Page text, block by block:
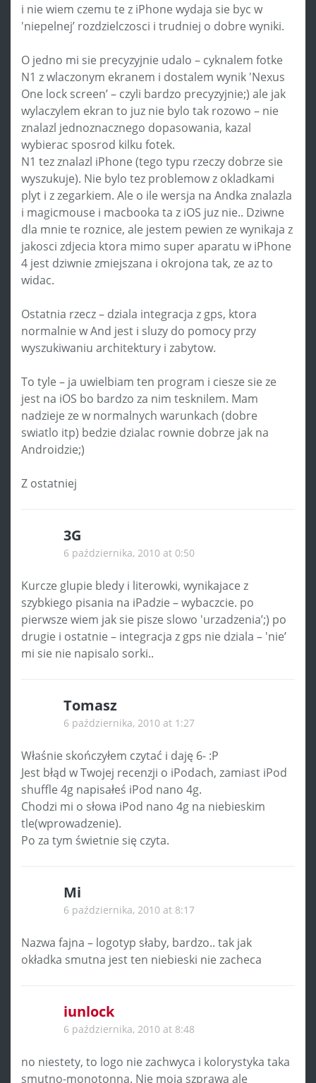
i nie wiem czemu te z iPhone wydaja sie byc w
'niepelnej’ rozdzielczosci i trudniej o dobre wyniki.
O jedno mi sie precyzyjnie udalo – cyknalem fotke
N1 z wlaczonym ekranem i dostalem wynik 'Nexus
One lock screen’ – czyli bardzo precyzyjnie;) ale jak
wylaczylem ekran to juz nie bylo tak rozowo – nie
znalazl jednoznacznego dopasowania, kazal
wybierac sposrod kilku fotek.
N1 tez znalazl iPhone (tego typu rzeczy dobrze sie
wyszukuje). Nie bylo tez problemow z okladkami
plyt i z zegarkiem. Ale o ile wersja na Andka znalazla
i magicmouse i macbooka ta z iOS juz nie.. Dziwne
dla mnie te roznice, ale jestem pewien ze wynikaja z
jakosci zdjecia ktora mimo super aparatu w iPhone
4 jest dziwnie zmiejszana i okrojona tak, ze az to
widac.
Ostatnia rzecz – dziala integracja z gps, ktora
normalnie w And jest i sluzy do pomocy przy
wyszukiwaniu architektury i zabytow.
To tyle – ja uwielbiam ten program i ciesze sie ze
jest na iOS bo bardzo za nim tesknilem. Mam
nadzieje ze w normalnych warunkach (dobre
swiatlo itp) bedzie dzialac rownie dobrze jak na
Androidzie;)
Z ostatniej
3G
6 października, 2010 at 0:50
Kurcze glupie bledy i literowki, wynikajace z
szybkiego pisania na iPadzie – wybaczcie. po
pierwsze wiem jak sie pisze slowo 'urzadzenia’;) po
drugie i ostatnie – integracja z gps nie dziala – 'nie’
mi sie nie napisalo sorki..
Tomasz
6 października, 2010 at 1:27
Właśnie skończyłem czytać i daję 6- :P
Jest błąd w Twojej recenzji o iPodach, zamiast iPod
shuffle 4g napisałeś iPod nano 4g.
Chodzi mi o słowa iPod nano 4g na niebieskim
tle(wprowadzenie).
Po za tym świetnie się czyta.
Mi
6 października, 2010 at 8:17
Nazwa fajna – logotyp słaby, bardzo.. tak jak
okładka smutna jest ten niebieski nie zacheca
iunlock
6 października, 2010 at 8:48
no niestety, to logo nie zachwyca i kolorystyka taka
smutno-monotonna. Nie moja szprawa ale